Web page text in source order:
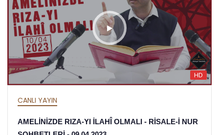
HD
CANLI YAYIN
AMELİNİZDE RIZA-YI İLAHÎ OLMALI - RİSALE-İ NUR